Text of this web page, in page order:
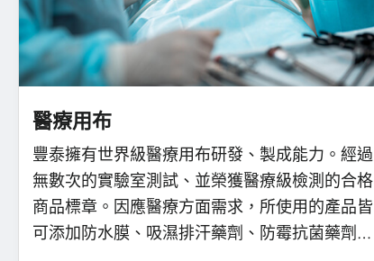
醫療用布
豐泰擁有世界級醫療用布研發、製成能力。經過
無數次的實驗室測試、並榮獲醫療級檢測的合格
商品標章。因應醫療方面需求，所使用的產品皆
可添加防水膜、吸濕排汗藥劑、防霉抗菌藥劑…
聯絡我們